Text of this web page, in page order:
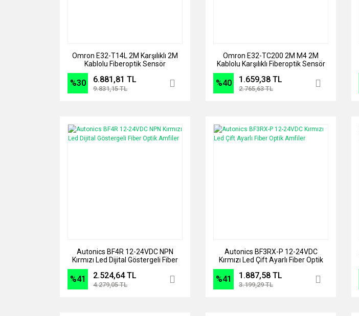
Omron E32-T14L 2M Karşılıklı 2M
Kablolu Fiberoptik Sensör
%30 6.881,81 TL
9.831,15 TL
Omron E32-TC200 2M M4 2M
Kablolu Karşılıklı Fiberoptik Sensör
%40 1.659,38 TL
2.765,63 TL
Autonics BF4R 12-24VDC NPN
Kırmızı Led Dijital Göstergeli Fiber
%41 2.524,64 TL
4.279,05 TL
Autonics BF3RX-P 12-24VDC
Kırmızı Led Çift Ayarlı Fiber Optik
%41 1.887,58 TL
3.199,29 TL